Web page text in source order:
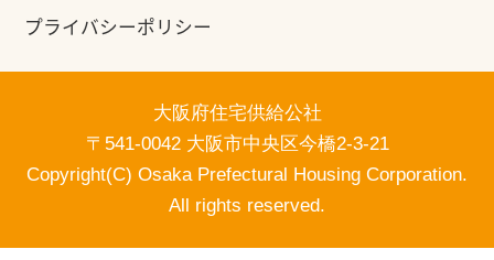
プライバシーポリシー
大阪府住宅供給公社
〒541-0042 大阪市中央区今橋2-3-21
Copyright(C) Osaka Prefectural Housing Corporation.
All rights reserved.